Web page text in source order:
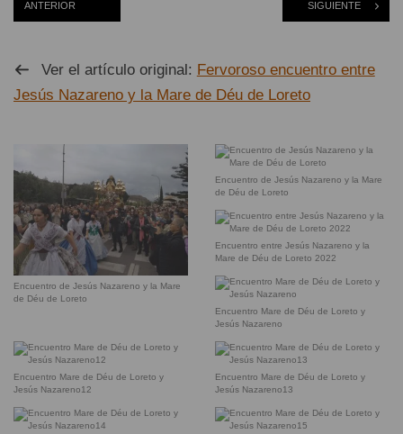
ANTERIOR
SIGUIENTE
Ver el artículo original: Fervoroso encuentro entre
Jesús Nazareno y la Mare de Déu de Loreto
Encuentro de Jesús Nazareno y la Mare
de Déu de Loreto
Encuentro de Jesús Nazareno y la Mare
de Déu de Loreto
Encuentro entre Jesús Nazareno y la
Mare de Déu de Loreto 2022
Encuentro Mare de Déu de Loreto y
Jesús Nazareno
Encuentro Mare de Déu de Loreto y
Jesús Nazareno12
Encuentro Mare de Déu de Loreto y
Jesús Nazareno13